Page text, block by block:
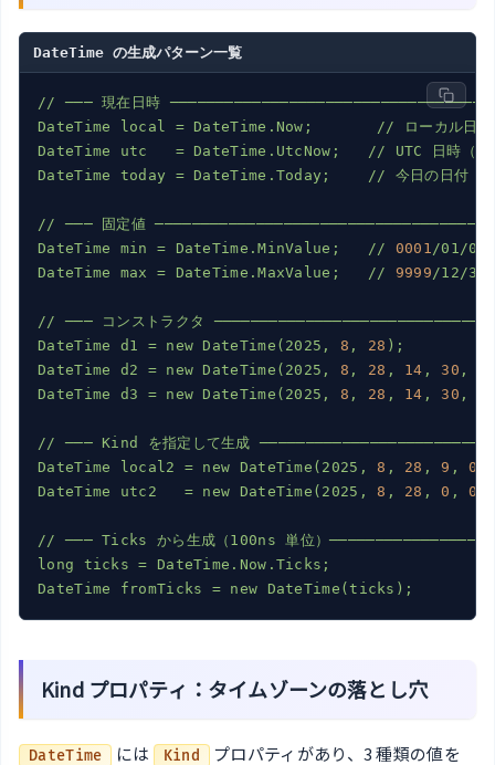
DateTime の生成パターン一覧
// ─── 現在日時
DateTime
local = DateTime.Now; //
ローカル日
DateTime
utc = DateTime.UtcNow; // UTC
日時（
DateTime
today = DateTime.Today; // 今日の日付（
// ─── 固定値
DateTime
min = DateTime.MinValue; // 0001/01/01
DateTime
max = DateTime.MaxValue; // 9999/12/31
// ─── コンストラクタ
DateTime
d1 = new DateTime(2025, 8 , 28 );
DateTime
d2 = new DateTime(2025, 8 , 28 , 14 , 30 ,
DateTime
d3 = new DateTime(2025, 8 , 28 , 14 , 30 ,
// ─── Kind を指定して生成
DateTime
local2 = new DateTime(2025, 8 , 28 , 9 , 0
DateTime
utc2 = new DateTime(2025, 8 , 28 , 0 , 0
// ─── Ticks から生成（100ns
単位）─────────────────
long
ticks =
DateTime.Now.Ticks;
DateTime
fromTicks = new DateTime(ticks);
Kind プロパティ：タイムゾーンの落とし穴
DateTime には Kind プロパティがあり、3 種類の値を